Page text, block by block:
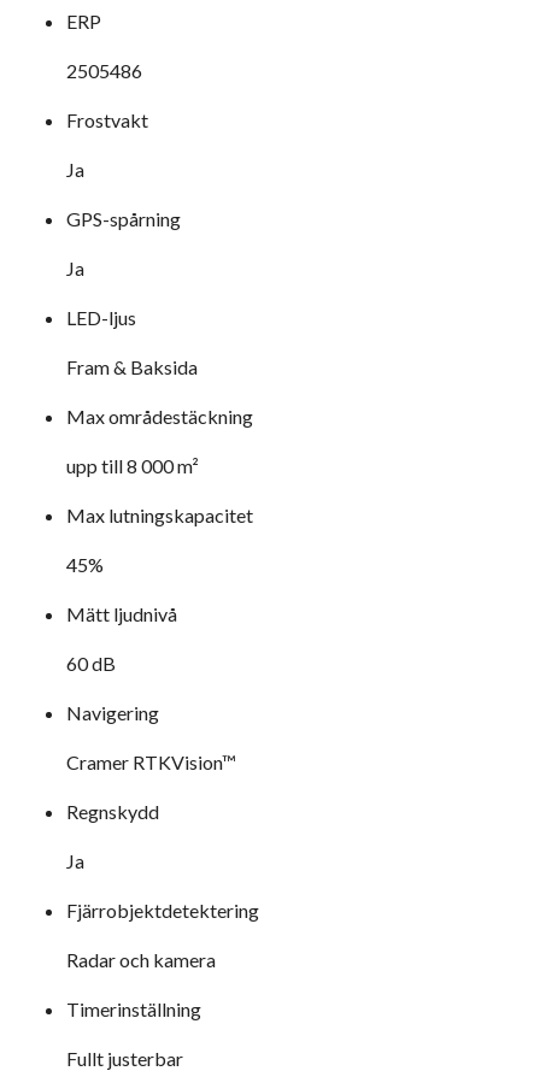
ERP
2505486
Frostvakt
Ja
GPS-spårning
Ja
LED-ljus
Fram & Baksida
Max områdestäckning
upp till 8 000 m²
Max lutningskapacitet
45%
Mätt ljudnivå
60 dB
Navigering
Cramer RTKVision™
Regnskydd
Ja
Fjärrobjektdetektering
Radar och kamera
Timerinställning
Fullt justerbar